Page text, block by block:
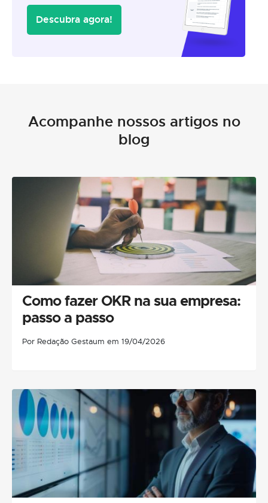
Descubra agora!
Acompanhe nossos artigos no
blog
Como fazer OKR na sua empresa:
passo a passo
Por Redação Gestaum em 19/04/2026